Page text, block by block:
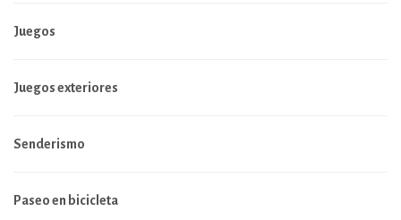
Juegos
Juegos exteriores
Senderismo
Paseo en bicicleta